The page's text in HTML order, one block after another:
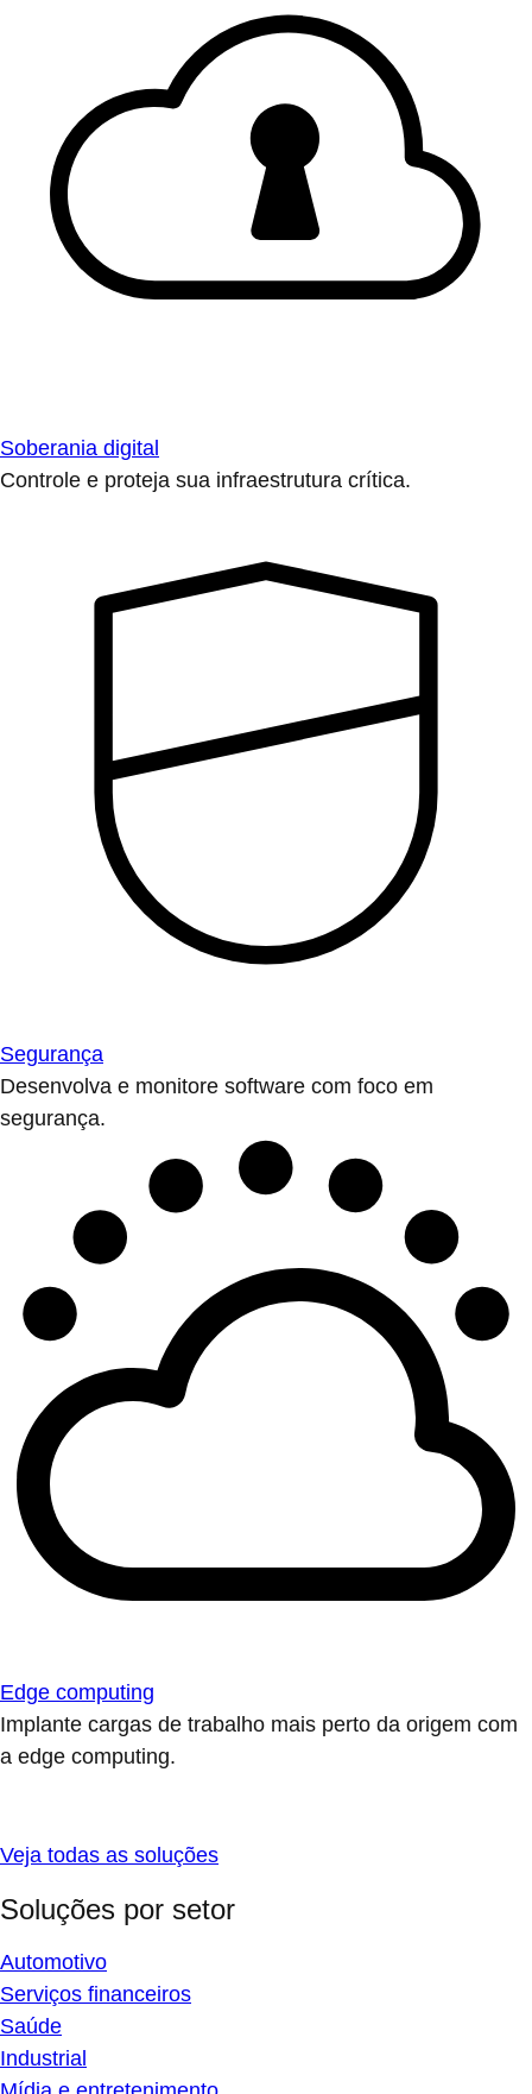
Soberania digital
Controle e proteja sua infraestrutura crítica.
Segurança
Desenvolva e monitore software com foco em
segurança.
Edge computing
Implante cargas de trabalho mais perto da origem com
a edge computing.
Veja todas as soluções
Soluções por setor
Automotivo
Serviços financeiros
Saúde
Industrial